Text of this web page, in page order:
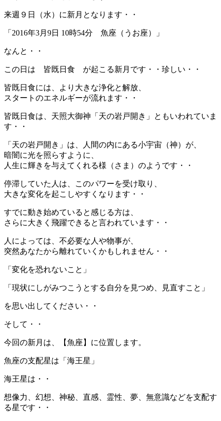
来週９日（水）に新月となります・・
「2016年3月9日 10時54分 魚座（うお座）」
なんと・・
この日は 皆既日食 が起こる新月です・・珍しい・・
皆既日食には、より大きな浄化と解放、
スタートのエネルギーが流れます・・
皆既日食は、天照大御神「天の岩戸開き」ともいわれていま
す・・
「天の岩戸開き」は、人間の内にある小宇宙（神）が、
暗闇に光を照らすように、
人生に輝きを与えてくれる様（さま）のようです・・
停滞していた人は、このパワーを受け取り、
大きな変化を起こしやすくなります・・
すでに動き始めていると感じる方は、
さらに大きく飛躍できると言われています・・
人によっては、不必要な人や物事が、
突然あなたから離れていくかもしれません・・
「変化を恐れないこと」
「現状にしがみつこうとする自分を見つめ、見直すこと」
を思い出してください・・
そして・・
今回の新月は、【魚座】に位置します。
魚座の支配星は「海王星」
海王星は・・
想像力、幻想、神秘、直感、霊性、夢、無意識などを支配す
る星です・・